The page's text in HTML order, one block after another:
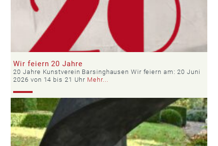
Wir feiern 20 Jahre
20 Jahre Kunstverein Barsinghausen Wir feiern am: 20 Juni
2026 von 14 bis 21 Uhr Mehr...